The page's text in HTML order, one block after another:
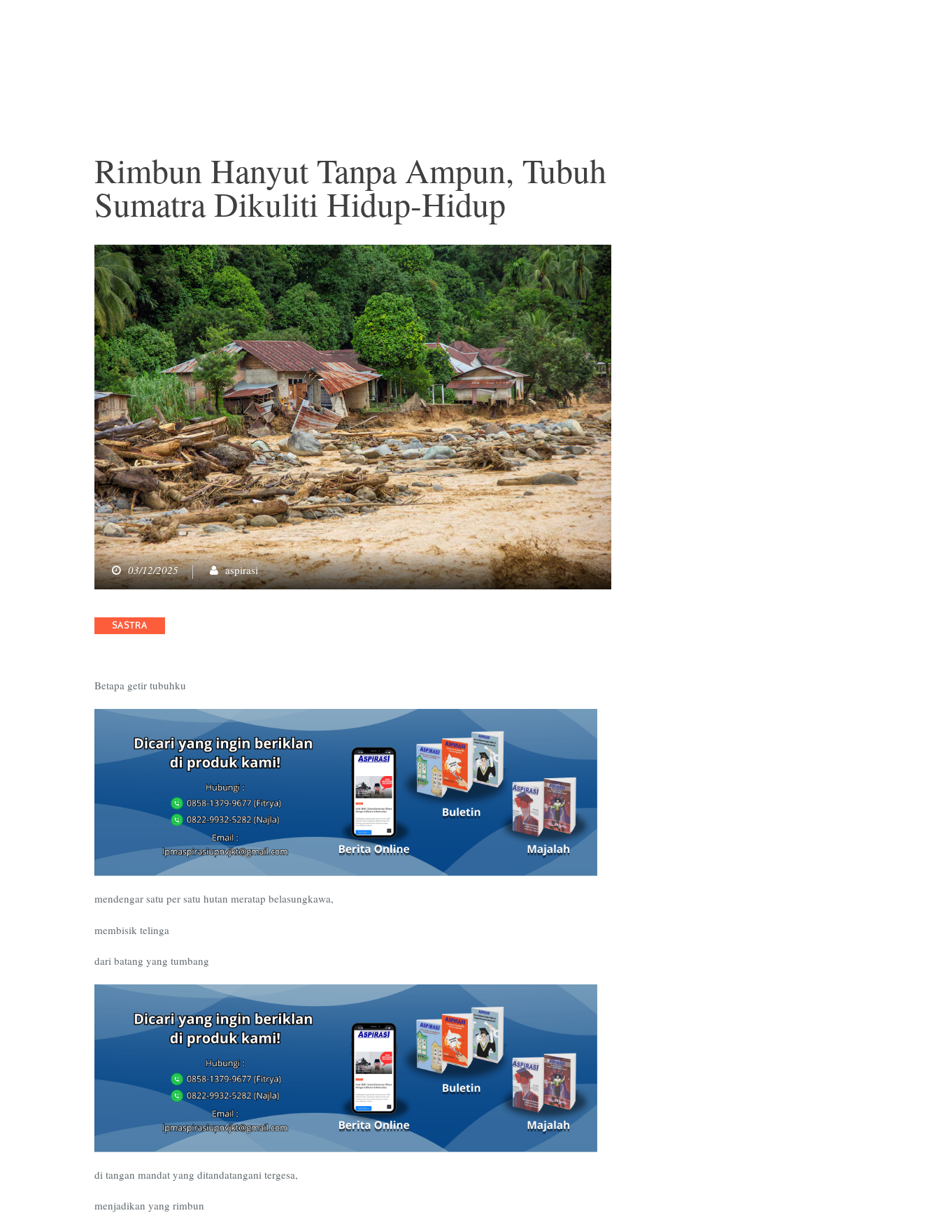
Rimbun Hanyut Tanpa Ampun, Tubuh
Sumatra Dikuliti Hidup-Hidup
03/12/2025 aspirasi
Categories
SASTRA
Betapa getir tubuhku
mendengar satu per satu hutan meratap belasungkawa,
membisik telinga
dari batang yang tumbang
di tangan mandat yang ditandatangani tergesa,
menjadikan yang rimbun